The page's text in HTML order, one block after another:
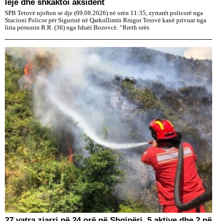
leje dhe shkaktoi aksident
SPB Tetovë njofton se dje (09.08.2026) në orën 11:35, zyrtarët policorë nga
Stacioni Policor për Sigurinë në Qarkullimin Rrugor Tetovë kanë privuar nga
liria personin R.R. (36) nga fshati Bozovcë. “Rreth orës